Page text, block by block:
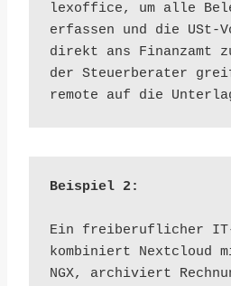
lexoffice, um alle
erfassen und die USt-
direkt ans Finanzamt
der Steuerberater
remote auf die
Beispiel 2:
Ein freiberuflicher IT-
kombiniert Nextcloud
NGX, archiviert